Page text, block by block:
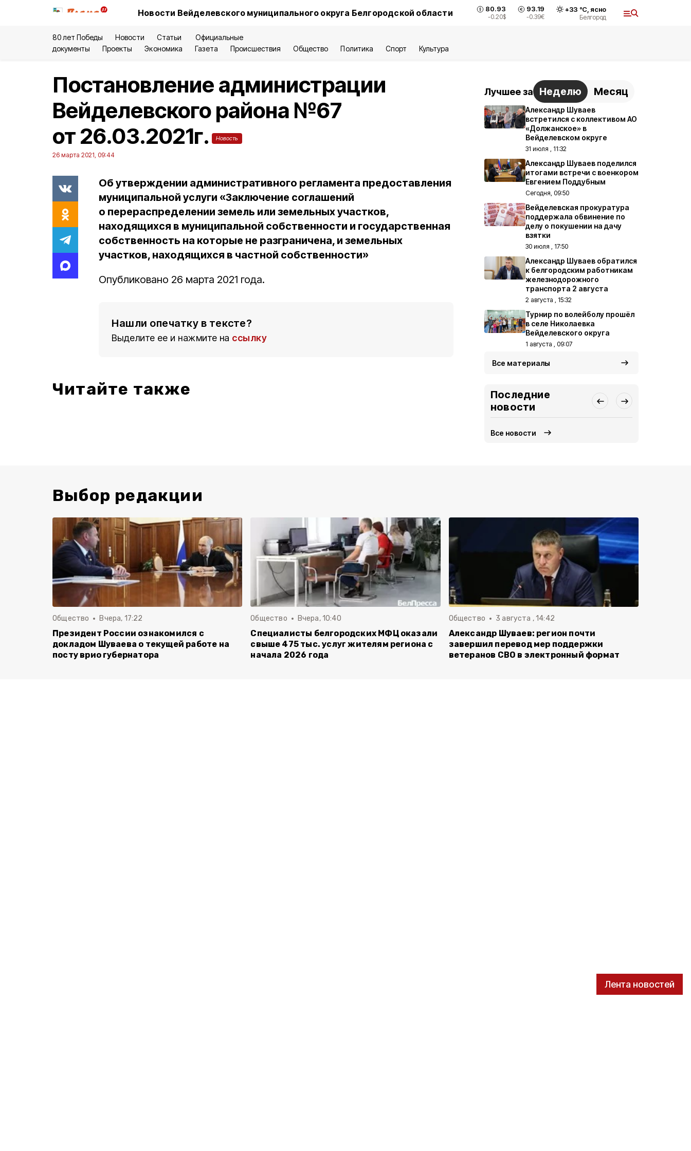
Новости Вейделевского муниципального округа Белгородской области 80.93
-0.20$
93.19
-0.39€
+33 °С, ясно
Белгород
80 лет Победы Новости Статьи
Официальные
документы
Проекты Экономика Газета Происшествия Общество Политика Спорт Культура
Лента новостей
Постановление администрации
Вейделевского района №67
от 26.03.2021г.
Новость
26 марта 2021, 09:44
Об утверждении административного регламента предоставления
муниципальной услуги «Заключение соглашений
о перераспределении земель или земельных участков,
находящихся в муниципальной собственности и государственная
собственность на которые не разграничена, и земельных
участков, находящихся в частной собственности»
Опубликовано 26 марта 2021 года.
Нашли опечатку в тексте?
Выделите ее и нажмите на ссылку
Читайте также
Лучшее за Неделю Месяц
Александр Шуваев
встретился с коллективом АО
«Должанское» в
Вейделевском округе
31 июля , 11:32
Александр Шуваев поделился
итогами встречи с военкором
Евгением Поддубным
Сегодня, 09:50
Вейделевская прокуратура
поддержала обвинение по
делу о покушении на дачу
взятки
30 июля , 17:50
Александр Шуваев обратился
к белгородским работникам
железнодорожного
транспорта 2 августа
2 августа , 15:32
Турнир по волейболу прошёл
в селе Николаевка
Вейделевского округа
1 августа , 09:07
Все материалы
Последние
новости
Все новости
Выбор редакции
Общество Вчера, 17:22
Президент России ознакомился с
докладом Шуваева о текущей работе на
посту врио губернатора
Общество Вчера, 10:40
Специалисты белгородских МФЦ оказали
свыше 475 тыс. услуг жителям региона с
начала 2026 года
Общество 3 августа , 14:42
Александр Шуваев: регион почти
завершил перевод мер поддержки
ветеранов СВО в электронный формат